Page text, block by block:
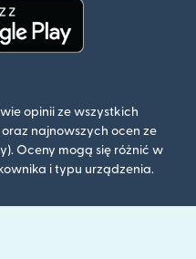
opinii ze wszystkich
najnowszych ocen ze
Oceny mogą się różnić w
i typu urządzenia.